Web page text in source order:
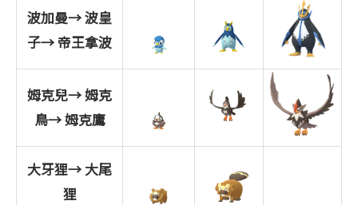
波加曼→波皇
子→ 帝王拿波
姆克兒→姆克
鳥→姆克鷹
大牙狸→大尾
狸